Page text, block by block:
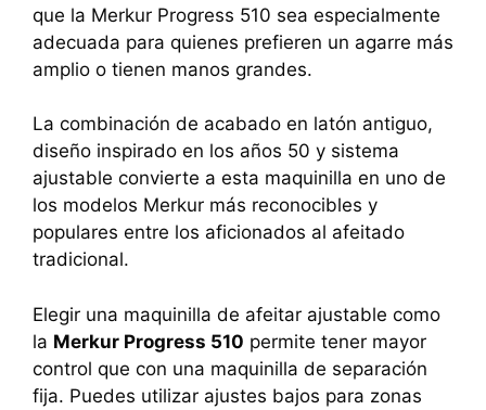
que la Merkur Progress 510 sea especialmente
adecuada para quienes prefieren un agarre más
amplio o tienen manos grandes.
La combinación de acabado en latón antiguo,
diseño inspirado en los años 50 y sistema
ajustable convierte a esta maquinilla en uno de
los modelos Merkur más reconocibles y
populares entre los aficionados al afeitado
tradicional.
Elegir una maquinilla de afeitar ajustable como
la Merkur Progress 510 permite tener mayor
control que con una maquinilla de separación
fija. Puedes utilizar ajustes bajos para zonas